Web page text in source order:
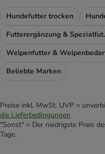
Hundefutter trocken
Welpenfutter &
Beliebte Marken
Preise inkl. MwSt. UVP =
die Lieferbedingungen
"Sonst" = Der niedrigste Preis
Tage.